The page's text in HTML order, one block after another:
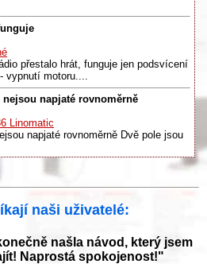
přestalo hrát, funguje jen podsvícení
motoru....
napjaté rovnoměrně
Linomatic
napjaté rovnoměrně Dvě pole jsou
naši uživatelé:
našla návod, který jsem
Naprostá spokojenost!"